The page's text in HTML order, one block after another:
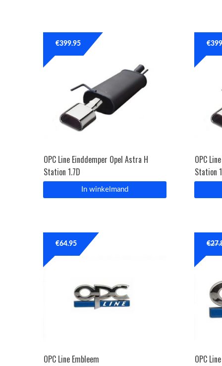
OPC Line Einddemper Opel Astra H
Station 1.7D
€399.95
In winkelmand
OPC
Station
€
OPC Line Embleem
€64.95
OPC
€